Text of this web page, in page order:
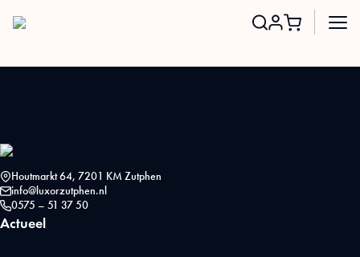
Houtmarkt 64, 7201 KM Zutphen
info@luxorzutphen.nl
0575 – 51 37 50
Actueel